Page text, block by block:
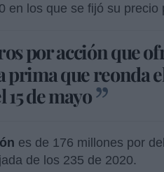
en los que se fijó su precio
por acción que
prima que reonda
de mayo
es de 176 millones por
de los 235 de 2020.